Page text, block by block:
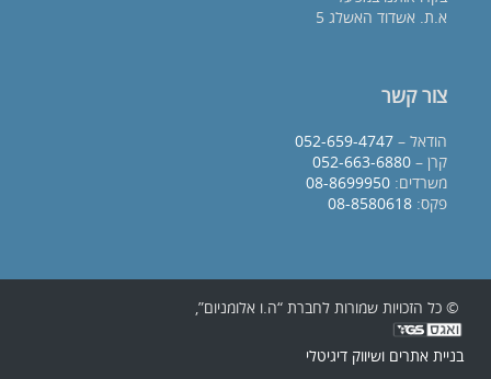
א.ת. אשדוד האשלג 5
צור קשר
הודאל – 052-659-4747
קרן – 052-663-6880
משרדים: 08-8699950
פקס: 08-8580618
© כל הזכויות שמורות לחברת “ה.ו אלומניום”,
בניית אתרים ושיווק דיגיטלי